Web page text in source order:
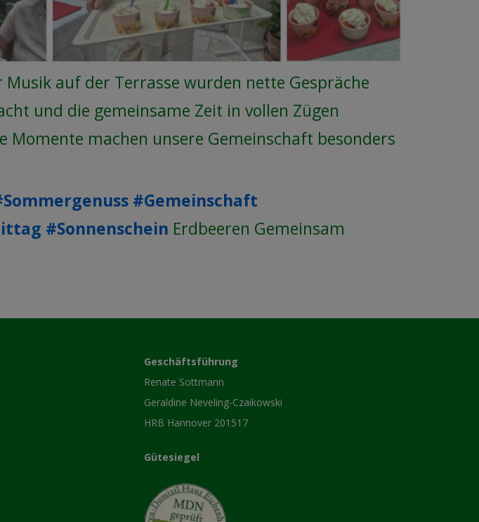
Musik auf der Terrasse wurden nette Gespräche
und die gemeinsame Zeit in vollen Zügen
Momente machen unsere Gemeinschaft besonders
#Gemeinschaft
#Sonnenschein Erdbeeren Gemeinsam
Geschäftsführung
Renate Sottmann
Geraldine Neveling-Czaikowski
HRB Hannover 201517
Gütesiegel